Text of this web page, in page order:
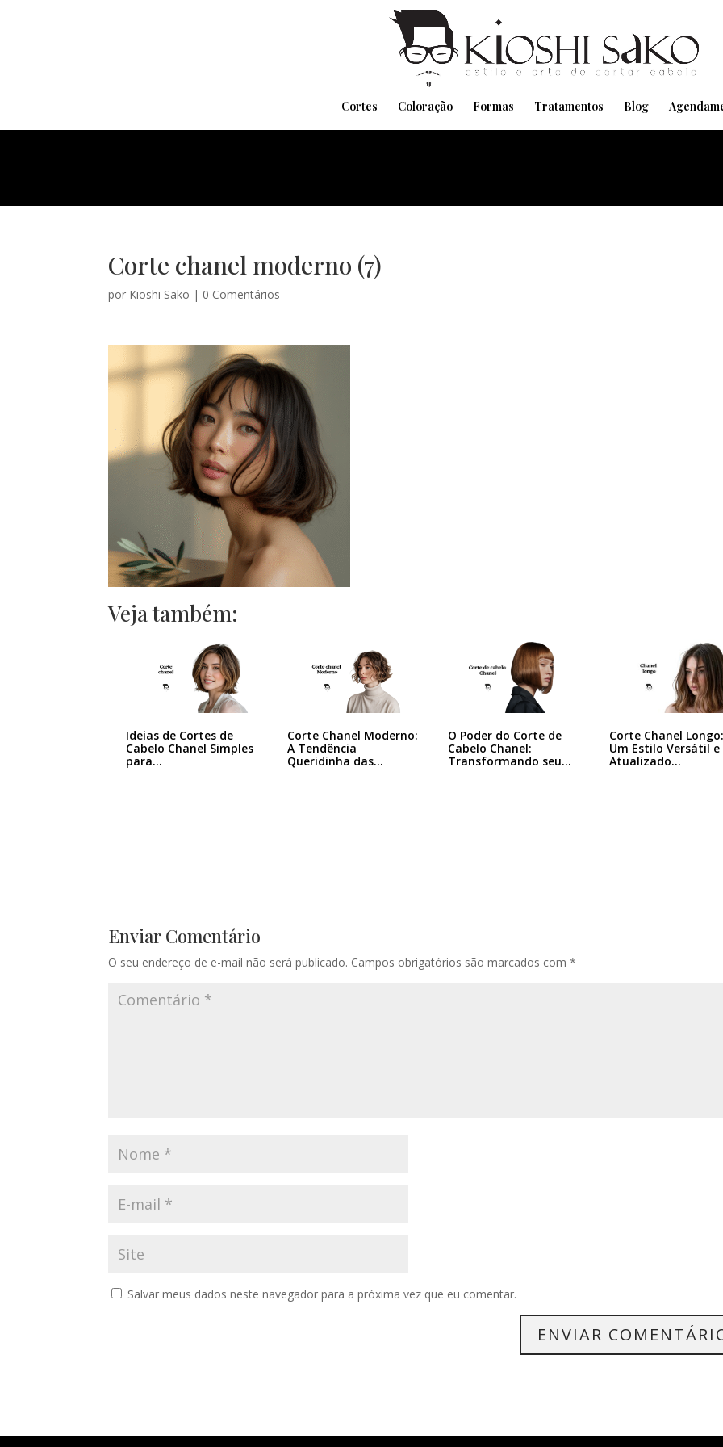
Cortes Coloração Formas Tratamentos Blog
Corte chanel moderno (7)
por Kioshi Sako | 0 Comentários
Veja também:
Ideias de Cortes de
Cabelo Chanel Simples
para…
Corte Chanel Moderno:
A Tendência
Queridinha das…
O Poder do Corte de
Cabelo Chanel:
Transformando seu…
Corte Chanel Longo:
Um Estilo Versátil e
Atualizado…
Enviar Comentário
O seu endereço de e-mail não será publicado. Campos obrigatórios são marcados com*
Salvar meus dados neste navegador para a próxima vez que eu comentar.
Pensando em transformar seu Visual??
Agende pelo Whatsapp